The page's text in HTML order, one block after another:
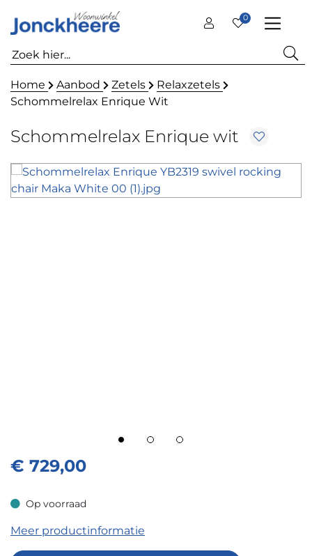
0
Home Aanbod Zetels
Relaxzetels
Schommelrelax Enrique Wit
Schommelrelax Enrique wit
€ 729,00
Op voorraad
Op voorraad
Meer productinformatie